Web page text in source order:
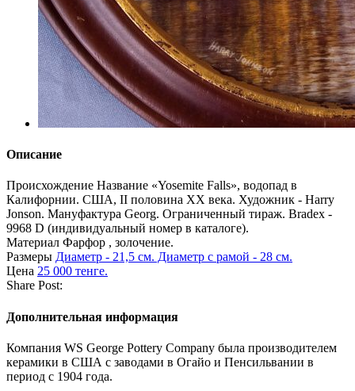
Описание
Происхождение Название «Yosemite Falls», водопад в
Калифорнии. США, II половина XX века. Художник - Harry
Jonson. Мануфактура Georg. Ограниченный тираж. Bradex -
9968 D (индивидуальный номер в каталоге).
Материал Фарфор , золочение.
Размеры Диаметр - 21,5 см. Диаметр с рамой - 28 см.
Цена 25 000 тенге.
Share Post:
Дополнительная информация
Компания WS George Pottery Company была производителем
керамики в США с заводами в Огайо и Пенсильвании в
период с 1904 года.